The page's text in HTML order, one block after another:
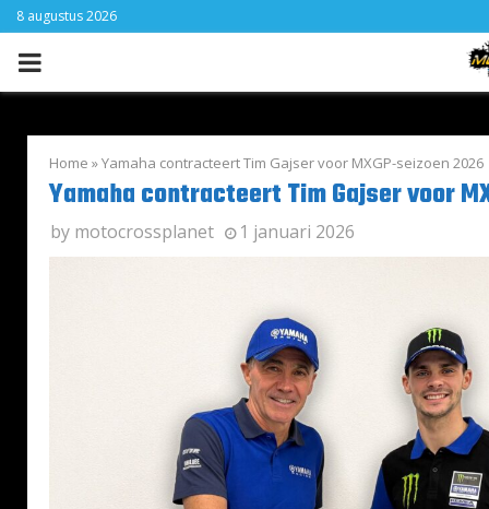
8 augustus 2026
PRIMARY
Home »Yamaha contracteert Tim Gajser voor MXGP-seizoen 2026
Yamaha contracteert Tim Gajser voor
by motocrossplanet 1 januari 2026